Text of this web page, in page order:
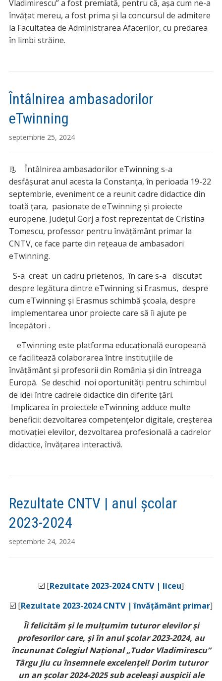
Vladimirescu” a fost premiată, pentru că, așa cum ne-a
învățat mereu, a fost prima și la concursul de admitere
la Facultatea de Administrarea Afacerilor, cu predarea
în limbi străine.
Întâlnirea ambasadorilor
eTwinning
septembrie 25, 2024
📃 Întâlnirea ambasadorilor eTwinning s-a
desfășurat anul acesta la Constanța, în perioada 19-22
septembrie, eveniment ce a reunit cadre didactice din
toată țara, pasionate de eTwinning și proiecte
europene. Județul Gorj a fost reprezentat de Cristina
Tomescu, professor pentru învățământ primar la
CNTV, ce face parte din rețeaua de ambasadori
eTwinning.
S-a creat un cadru prietenos, în care s-a discutat
despre legătura dintre eTwinning și Erasmus, despre
cum eTwinning și Erasmus schimbă școala, despre
implementarea unor proiecte care să îi ajute pe
începători .
eTwinning este platforma educațională europeană
ce facilitează colaborarea între instituțiile de
învățământ și profesorii din România și din întreaga
Europă. Se deschid noi oportunități pentru schimbul
de idei între cadrele didactice din diferite țări.
Implicarea în proiectele eTwinning adduce multe
beneficii: dezvoltarea competențelor digitale, creșterea
motivației elevilor, dezvoltarea profesională a cadrelor
didactice, învățarea interactivă.
Rezultate CNTV | anul școlar
2023-2024
septembrie 24, 2024
☑️ [Rezultate 2023-2024 CNTV | liceu]
☑️ [Rezultate 2023-2024 CNTV | învățământ primar]
Îi felicităm și le mulțumim tuturor elevilor și
profesorilor care, și în anul școlar 2023-2024, au
încununat Colegiul Național „Tudor Vladimirescu”
Târgu Jiu cu însemnele excelenței! Dorim tuturor
un an școlar 2024-2025 sub aceleași auspicii ale